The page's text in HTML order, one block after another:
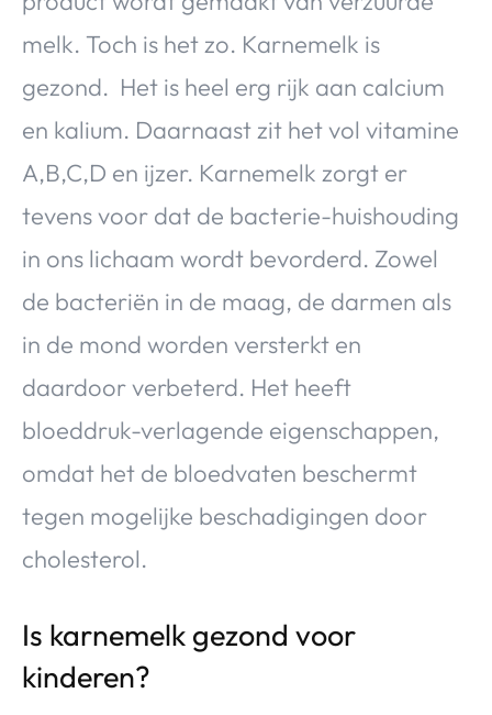
melk. Toch is het zo. Karnemelk is
gezond. Het is heel erg rijk aan calcium
en kalium. Daarnaast zit het vol vitamine
A,B,C,D en ijzer. Karnemelk zorgt er
tevens voor dat de bacterie-huishouding
in ons lichaam wordt bevorderd. Zowel
de bacteriën in de maag, de darmen als
in de mond worden versterkt en
daardoor verbeterd. Het heeft
bloeddruk-verlagende eigenschappen,
omdat het de bloedvaten beschermt
tegen mogelijke beschadigingen door
cholesterol.
Is karnemelk gezond voor
kinderen?